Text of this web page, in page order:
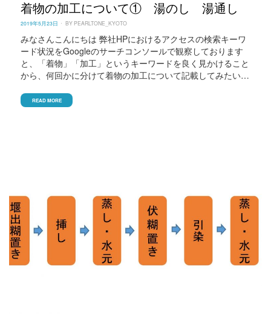
着物の加工について① 湯のし 湯通し
POSTED
2019年5月23日 BY PEARLTONE_KYOTO
みなさんこんにちは 弊社HPにおけるアクセスの検索キーワ
ード状況をGoogleのサーチコンソールで観察しております
と、「着物」「加工」というキーワードを良く見かけること
から、何回かに分けて着物の加工について記載してみたい…
READ MORE